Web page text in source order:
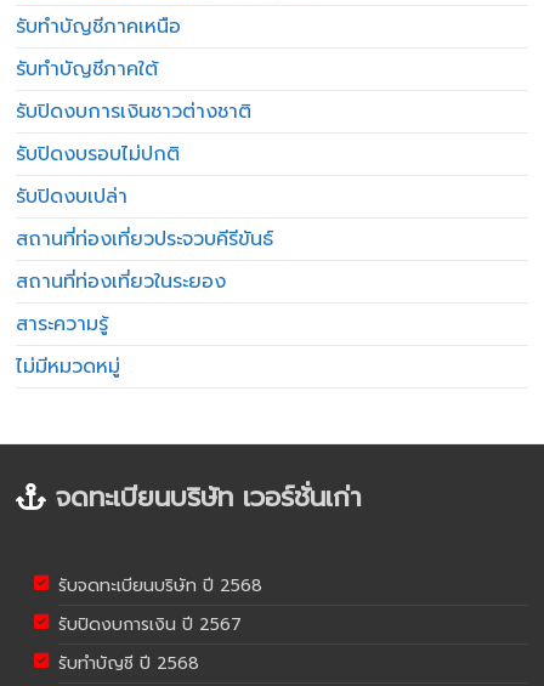
รับทำบัญชีภาคเหนือ
รับทำบัญชีภาคใต้
รับปิดงบการเงินชาวต่างชาติ
รับปิดงบรอบไม่ปกติ
รับปิดงบเปล่า
สถานที่ท่องเที่ยวประจวบคีรีขันธ์
สถานที่ท่องเที่ยวในระยอง
สาระความรู้
ไม่มีหมวดหมู่
จดทะเบียนบริษัท เวอร์ชั่นเก่า
รับจดทะเบียนบริษัท ปี 2568
รับปิดงบการเงิน ปี 2567
รับทำบัญชี ปี 2568